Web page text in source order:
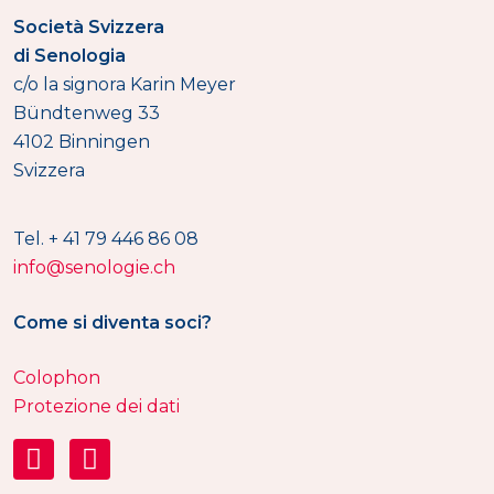
Società Svizzera
di Senologia
c/o la signora Karin Meyer
Bündtenweg 33
4102 Binningen
Svizzera
Tel. + 41 79 446 86 08
info@senologie.ch
Come si diventa soci?
Colophon
Protezione dei dati